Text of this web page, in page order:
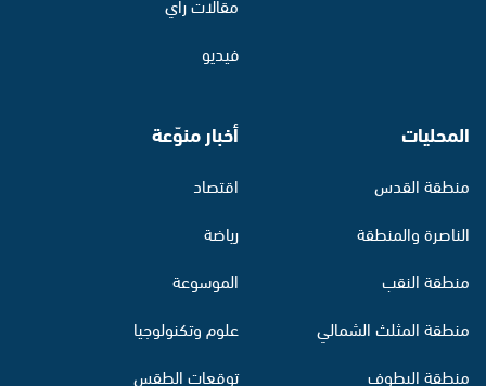
فيديو
المحليات
منطقة القدس
الناصرة والمنطقة
منطقة النقب
منطقة المثلث الشمالي
منطقة البطوف
أخبار منوّعة
اقتصاد
رياضة
الموسوعة
علوم وتكنولوجيا
توقعات الطقس